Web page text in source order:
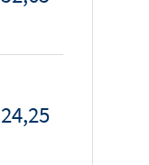
24,25